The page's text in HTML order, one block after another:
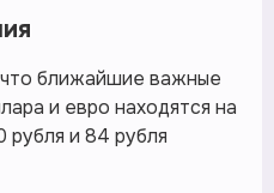
ближайшие важные
и евро находятся на
рубля и 84 рубля